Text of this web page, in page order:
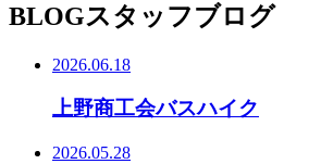
BLOGスタッフブログ
2026.06.18
上野商工会バスハイク
2026.05.28